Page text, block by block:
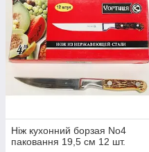
Ніж кухонний борзая No4
паковання 19,5 см 12 шт.